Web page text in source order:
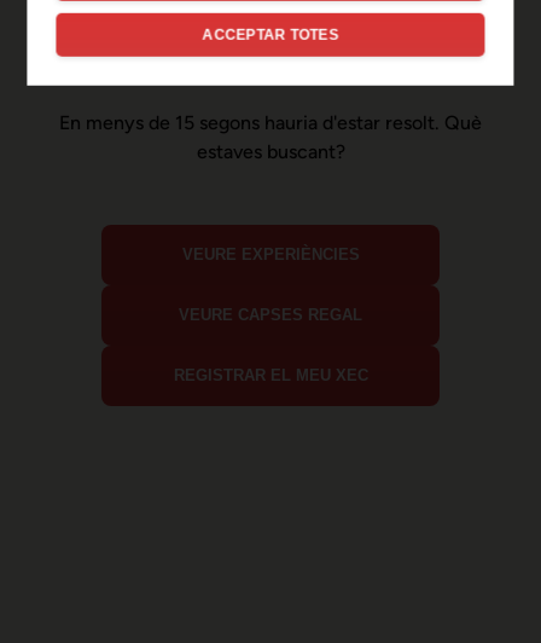
Sembla que hi ha hagut un
error de connexió temporal
En menys de 15 segons hauria d'estar resolt. Què
estaves buscant?
VEURE EXPERIÈNCIES
VEURE CAPSES REGAL
REGISTRAR EL MEU XEC
ACCEPTAR TOTES